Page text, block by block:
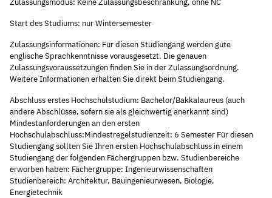
Start des Studiums: nur Wintersemester
Zulassungsinformationen: Für diesen Studiengang werden gute
englische Sprachkenntnisse vorausgesetzt. Die genauen
Zulassungsvoraussetzungen finden Sie in der Zulassungsordnung.
Weitere Informationen erhalten Sie direkt beim Studiengang.
Abschluss erstes Hochschulstudium: Bachelor/Bakkalaureus (auch
andere Abschlüsse, sofern sie als gleichwertig anerkannt sind)
Mindestanforderungen an den ersten
Hochschulabschluss:Mindestregelstudienzeit: 6 Semester Für diesen
Studiengang sollten Sie Ihren ersten Hochschulabschluss in einem
Studiengang der folgenden Fächergruppen bzw. Studienbereiche
erworben haben: Fächergruppe: Ingenieurwissenschaften
Studienbereich: Architektur, Bauingenieurwesen, Biologie,
Energietechnik